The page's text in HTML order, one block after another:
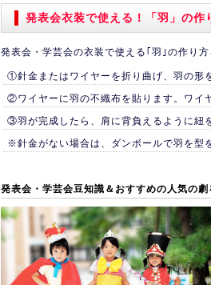
2010/ 1/28 幼児衣装制作例のページを追
2009/12/11 のぼり旗の商品点数6000点以
通販応援して下さい！
発表会衣装で使える！「羽」の作
発表会・学芸会の衣装で使える｢羽｣の作り
①針金またはワイヤーを折り曲げ、羽の形
②ワイヤーに羽の不織布を貼ります。ワイ
③羽が完成したら、肩に背負えるように紐
※針金がない場合は、ダンボールで羽を型
発表会・学芸会豆知識＆おすすめの人気の